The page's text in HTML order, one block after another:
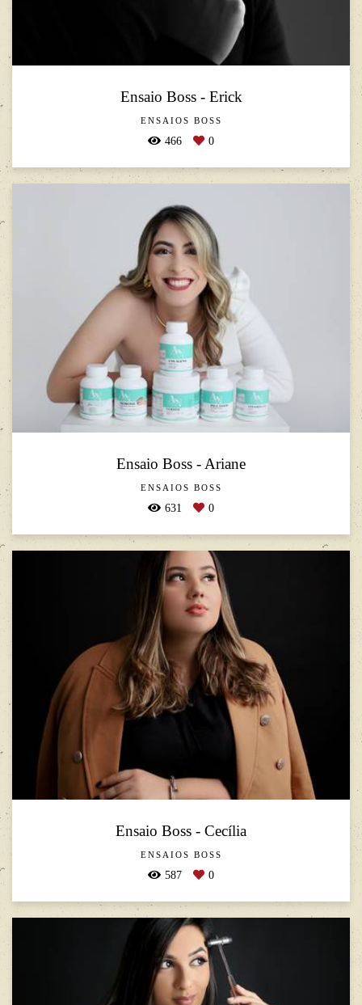
Ensaio Boss - Erick
ENSAIOS BOSS
466 0
Ensaio Boss - Ariane
ENSAIOS BOSS
631 0
Ensaio Boss - Cecília
ENSAIOS BOSS
587 0